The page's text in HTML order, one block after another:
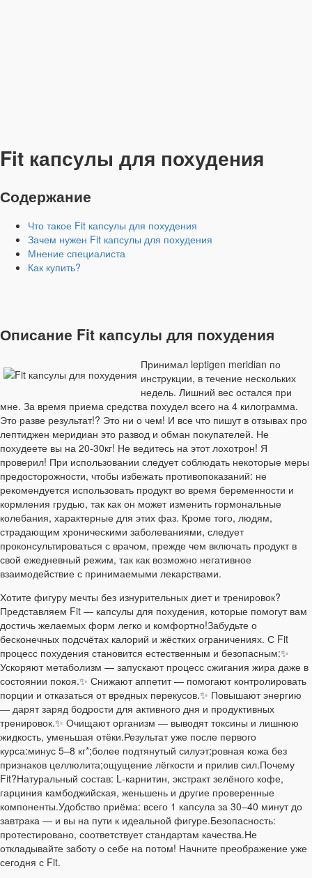
Fit капсулы для похудения
Содержание
Что такое Fit капсулы для похудения
Зачем нужен Fit капсулы для похудения
Мнение специалиста
Как купить?
Описание Fit капсулы для похудения
Принимал leptigen meridian по
инструкции, в течение нескольких
недель. Лишний вес остался при
мне. За время приема средства похудел всего на 4 килограмма.
Это разве результат!? Это ни о чем! И все что пишут в отзывах про
лептиджен меридиан это развод и обман покупателей. Не
похудеете вы на 20-30кг! Не ведитесь на этот лохотрон! Я
проверил! При использовании следует соблюдать некоторые меры
предосторожности, чтобы избежать противопоказаний: не
рекомендуется использовать продукт во время беременности и
кормления грудью, так как он может изменить гормональные
колебания, характерные для этих фаз. Кроме того, людям,
страдающим хроническими заболеваниями, следует
проконсультироваться с врачом, прежде чем включать продукт в
свой ежедневный режим, так как возможно негативное
взаимодействие с принимаемыми лекарствами.
Хотите фигуру мечты без изнурительных диет и тренировок?
Представляем Fit — капсулы для похудения, которые помогут вам
достичь желаемых форм легко и комфортно!Забудьте о
бесконечных подсчётах калорий и жёстких ограничениях. С Fit
процесс похудения становится естественным и безопасным:✨
Ускоряют метаболизм — запускают процесс сжигания жира даже в
состоянии покоя.✨ Снижают аппетит — помогают контролировать
порции и отказаться от вредных перекусов.✨ Повышают энергию
— дарят заряд бодрости для активного дня и продуктивных
тренировок.✨ Очищают организм — выводят токсины и лишнюю
жидкость, уменьшая отёки.Результат уже после первого
курса:минус 5–8 кг*;более подтянутый силуэт;ровная кожа без
признаков целлюлита;ощущение лёгкости и прилив сил.Почему
Fit?Натуральный состав: L‑карнитин, экстракт зелёного кофе,
гарциния камбоджийская, женьшень и другие проверенные
компоненты.Удобство приёма: всего 1 капсула за 30–40 минут до
завтрака — и вы на пути к идеальной фигуре.Безопасность:
протестировано, соответствует стандартам качества.Не
откладывайте заботу о себе на потом! Начните преображение уже
сегодня с Fit.